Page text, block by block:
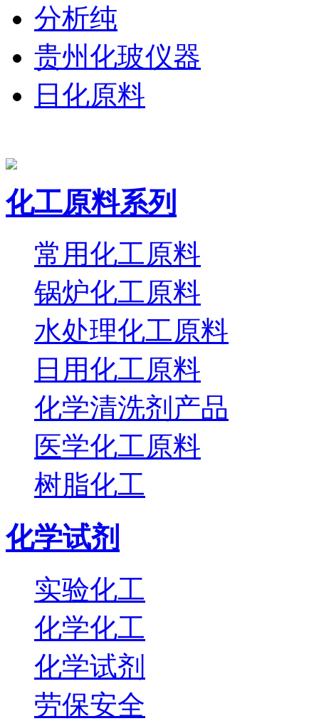
分析纯
贵州化玻仪器
日化原料
化工原料系列
常用化工原料
锅炉化工原料
水处理化工原料
日用化工原料
化学清洗剂产品
医学化工原料
树脂化工
化学试剂
实验化工
化学化工
化学试剂
劳保安全